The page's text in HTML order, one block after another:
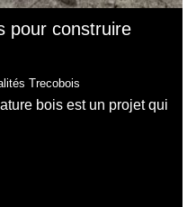
pour construire
Trecobois
bois est un projet qui